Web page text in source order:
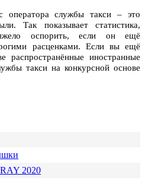
оператора службы такси – это
Так показывает статистика,
оспорить, если он ещё
расценками. Если вы ещё
распространённые иностранные
такси на конкурсной основе
2020